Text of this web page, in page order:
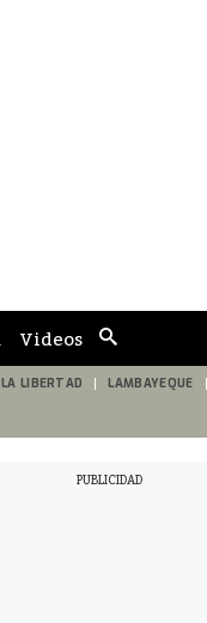
de
búsqueda
Videos
LA LIBERTAD LAMBAYEQUE